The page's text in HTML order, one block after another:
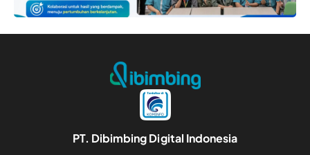
PT. Dibimbing Digital Indonesia